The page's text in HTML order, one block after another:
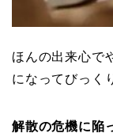
ほんの出来心で
になってびっく
解散の危機に陥